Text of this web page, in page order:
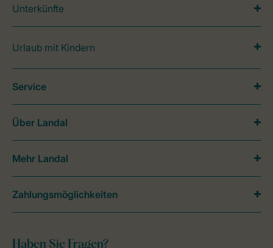
Unterkünfte
Urlaub mit Kindern
Haben Sie Fragen?
Service
Über Landal
Mehr Landal
Zahlungsmöglichkeiten